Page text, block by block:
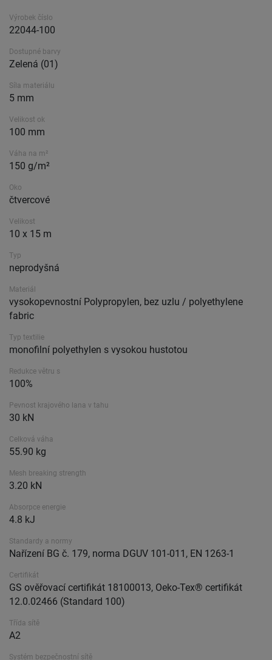
Výrobek číslo
22044-100
Dostupné barvy
Zelená (01)
Síla materiálu
5 mm
Velikost ok
100 mm
Váha na m²
150 g/m²
Oko
čtvercové
Velikost
10 x 15 m
Typ
neprodyšná
Materiál
vysokopevnostní Polypropylen, bez uzlu / polyethylene
fabric
Typ textilie
monofilní polyethylen s vysokou hustotou
Redukce větru s
100%
Pevnost krajového lana v tahu
30 kN
Celková váha
55.90 kg
Mesh breaking strength
3.20 kN
Absorpce energie
4.8 kJ
Standardy a normy
Nařízení BG č. 179, norma DGUV 101-011, EN 1263-1
Certifikát
GS ověřovací certifikát 18100013, Oeko-Tex® certifikát
12.0.02466 (Standard 100)
Třída sítě
A2
Systém bezpečnostní sítě